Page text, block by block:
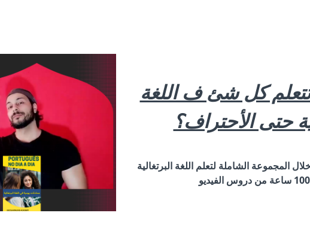
كل شئ ف اللغة
حتى الأحتراف؟
المجموعة الشاملة لتعلم اللغة البرتغالية